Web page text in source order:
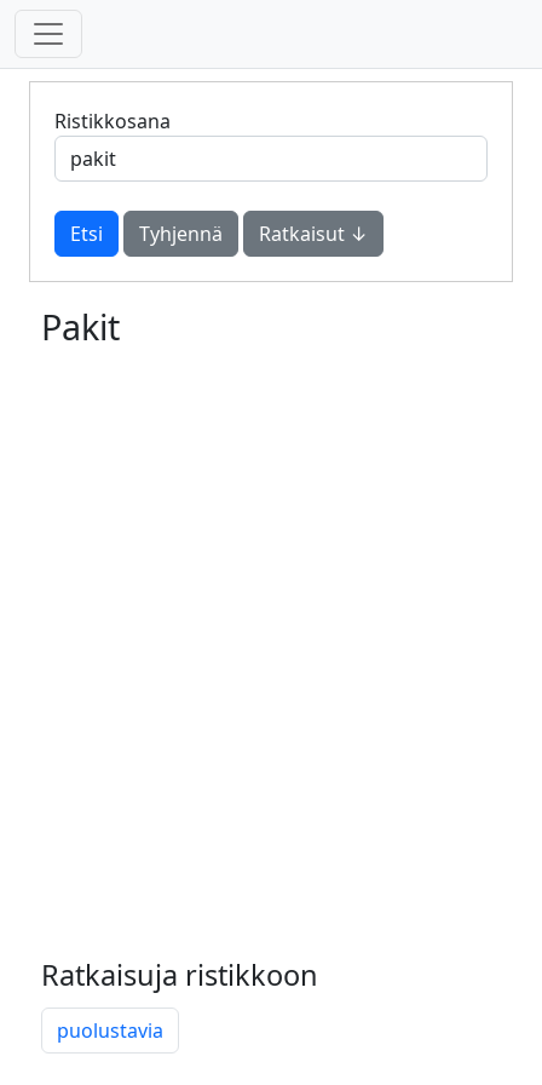
Ristikkosana
Tyhjennä Ratkaisut ↓
Pakit
Ratkaisuja ristikkoon
puolustavia